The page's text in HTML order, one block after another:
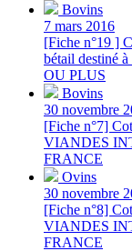
Bovins
7 mars 2016
[Fiche n°19 ]
bétail destiné
OU PLUS
Bovins
30 novembre
[Fiche n°7]
VIANDES
FRANCE
Ovins
30 novembre
[Fiche n°8]
VIANDES
FRANCE